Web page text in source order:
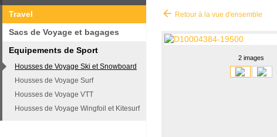
Travel
Sacs de Voyage et bagages
Equipements de Sport
Housses de Voyage Ski et Snowboard
Housses de Voyage Surf
Housses de Voyage VTT
Housses de Voyage Wingfoil et Kitesurf
arrow_back Retour à la vue d'ensemble
2 images